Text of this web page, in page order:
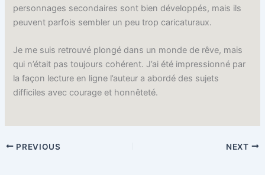
personnages secondaires sont bien développés, mais ils
peuvent parfois sembler un peu trop caricaturaux.
Je me suis retrouvé plongé dans un monde de rêve, mais
qui n’était pas toujours cohérent. J’ai été impressionné par
la façon lecture en ligne l’auteur a abordé des sujets
difficiles avec courage et honnêteté.
PREVIOUS NEXT